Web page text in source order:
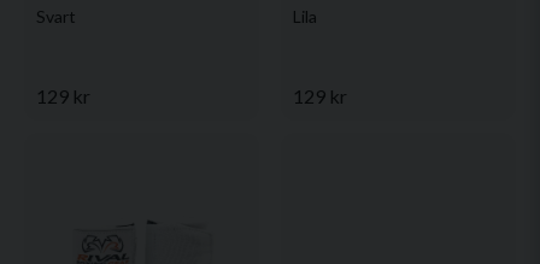
Svart
129 kr
Lila
129 kr